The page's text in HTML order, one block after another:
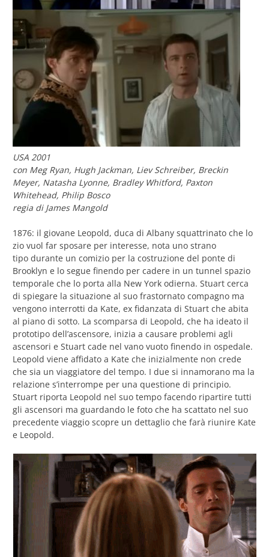
USA 2001
con Meg Ryan, Hugh Jackman, Liev Schreiber, Breckin
Meyer, Natasha Lyonne, Bradley Whitford, Paxton
Whitehead, Philip Bosco
regia di James Mangold
1876: il giovane Leopold, duca di Albany squattrinato che lo
zio vuol far sposare per interesse, nota uno strano
tipo durante un comizio per la costruzione del ponte di
Brooklyn e lo segue finendo per cadere in un tunnel spazio
temporale che lo porta alla New York odierna. Stuart cerca
di spiegare la situazione al suo frastornato compagno ma
vengono interrotti da Kate, ex fidanzata di Stuart che abita
al piano di sotto. La scomparsa di Leopold, che ha ideato il
prototipo dell’ascensore, inizia a causare problemi agli
ascensori e Stuart cade nel vano vuoto finendo in ospedale.
Leopold viene affidato a Kate che inizialmente non crede
che sia un viaggiatore del tempo. I due si innamorano ma la
relazione s’interrompe per una questione di principio.
Stuart riporta Leopold nel suo tempo facendo ripartire tutti
gli ascensori ma guardando le foto che ha scattato nel suo
precedente viaggio scopre un dettaglio che farà riunire Kate
e Leopold.